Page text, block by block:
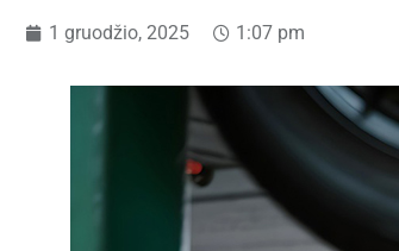
1 gruodžio, 2025 1:07 pm